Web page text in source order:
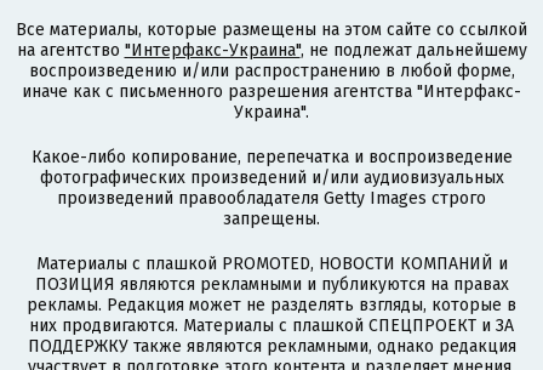
Все материалы, которые размещены на этом сайте со ссылкой
на агентство "Интерфакс-Украина", не подлежат дальнейшему
воспроизведению и/или распространению в любой форме,
иначе как с письменного разрешения агентства "Интерфакс-
Украина".
Какое-либо копирование, перепечатка и воспроизведение
фотографических произведений и/или аудиовизуальных
произведений правообладателя Getty Images строго
запрещены.
Материалы с плашкой PROMOTED, НОВОСТИ КОМПАНИЙ и
ПОЗИЦИЯ являются рекламными и публикуются на правах
рекламы. Редакция может не разделять взгляды, которые в
них продвигаются. Материалы с плашкой СПЕЦПРОЕКТ и ЗА
ПОДДЕРЖКУ также являются рекламными, однако редакция